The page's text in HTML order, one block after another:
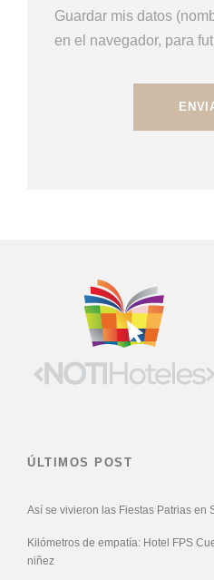
Guardar mis datos
en el navegador, para
ÚLTIMOS POST
Así se vivieron las Fiestas Patrias en
Kilómetros de empatía: Hotel FPS
niñez